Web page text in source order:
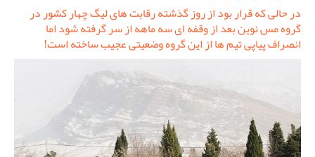
در حالی که قرار بود از روز گذشته رقابت های لیگ چهار کشور در
گروه مس نوین بعد از وقفه ای سه ماهه از سر گرفته شود اما
انصراف پیاپی تیم ها از این گروه وضعیتی عجیب ساخته است!